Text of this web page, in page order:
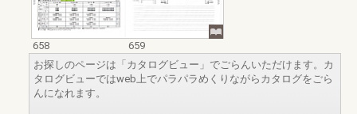
658
659
お探しのページは「カタログビュー」でごらんいただけます。カ
タログビューではweb上でパラパラめくりながらカタログをごら
んになれます。